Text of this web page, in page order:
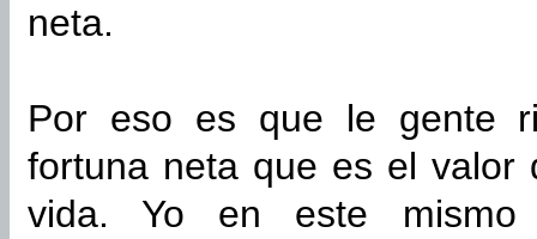
neta.
Por eso es que le gente
fortuna neta que es el
vida. Yo en este mismo